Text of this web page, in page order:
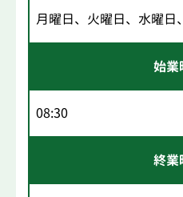
月曜日、火曜日、水曜日
始業
08:30
終業